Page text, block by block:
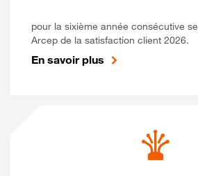
pour la sixième année consécutive
Arcep de la satisfaction client 2026.
En savoir plus